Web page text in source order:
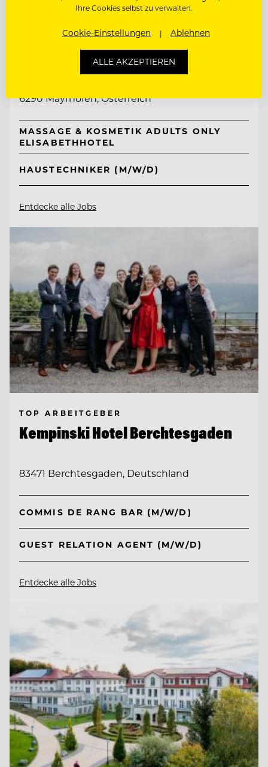
TOP ARBEITGEBER
Neuhaus Zillertal Resort &
ElisabethHotel
6290 Mayrhofen, Österreich
MASSAGE & KOSMETIK ADULTS ONLY
ELISABETHHOTEL
HAUSTECHNIKER (M/W/D)
Entdecke alle Jobs
TOP ARBEITGEBER
Kempinski Hotel Berchtesgaden
83471 Berchtesgaden, Deutschland
COMMIS DE RANG BAR (M/W/D)
GUEST RELATION AGENT (M/W/D)
Entdecke alle Jobs
Ihre Cookies selbst zu verwalten.
Cookie-Einstellungen Ablehnen
ALLE AKZEPTIEREN